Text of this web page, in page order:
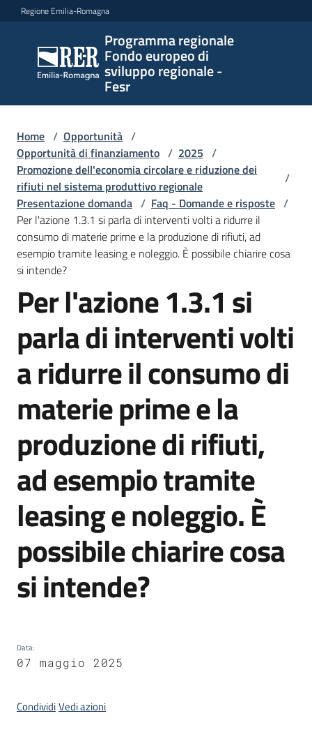
Vai al contenuto
Vai alla navigazione
Vai al footer
Regione Emilia-Romagna
Programma regionale
Fondo europeo di
sviluppo regionale -
Fesr
Programma
regionale
Fondo
europeo di
regionale -
Fesr
Novità
Programmi
e
strategie
Opportunità
Progetti
e
attività
Servizi
Comunicazione
su
Home / Opportunità /
Opportunità di finanziamento / 2025 /
Promozione dell'economia circolare e riduzione dei
rifiuti nel sistema produttivo regionale
/
Presentazione domanda / Faq - Domande e risposte /
Per l'azione 1.3.1 si parla di interventi volti a ridurre il
consumo di materie prime e la produzione di rifiuti, ad
esempio tramite leasing e noleggio. È possibile chiarire cosa
si intende?
Salta al contenuto
Per l'azione 1.3.1 si
parla di interventi volti
a ridurre il consumo di
materie prime e la
produzione di rifiuti,
ad esempio tramite
leasing e noleggio. È
possibile chiarire cosa
si intende?
Data:
07 maggio 2025
CondividiVedi azioni